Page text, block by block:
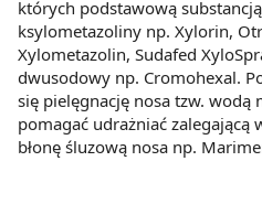
których podstawową
ksylometazoliny np. Xylorin,
Xylometazolin, Sudafed
dwusodowy np. Cromohexal.
się pielęgnację nosa tzw. wodą
pomagać udrażniać zalegającą
błonę śluzową nosa np.